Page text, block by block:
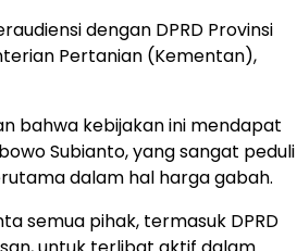
dengan DPRD Provinsi
Pertanian (Kementan),
bahwa kebijakan ini mendapat
Subianto, yang sangat peduli
dalam hal harga gabah.
semua pihak, termasuk DPRD